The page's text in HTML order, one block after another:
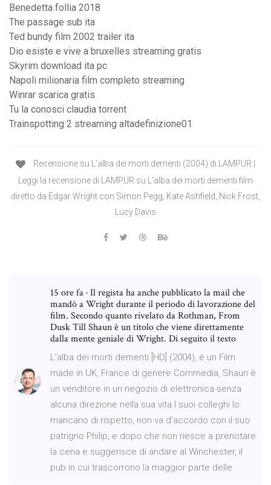
Benedetta follia 2018
The passage sub ita
Ted bundy film 2002 trailer ita
Dio esiste e vive a bruxelles streaming gratis
Skyrim download ita pc
Napoli milionaria film completo streaming
Winrar scarica gratis
Tu la conosci claudia torrent
Trainspotting 2 streaming altadefinizione01
Recensione su L'alba dei morti dementi (2004) di LAMPUR |
Leggi la recensione di LAMPUR su L'alba dei morti dementi film
diretto da Edgar Wright con Simon Pegg, Kate Ashfield, Nick Frost,
Lucy Davis
15 ore fa · Il regista ha anche pubblicato la mail che
mandò a Wright durante il periodo di lavorazione del
film. Secondo quanto rivelato da Rothman, From
Dusk Till Shaun è un titolo che viene direttamente
dalla mente geniale di Wright. Di seguito il testo
L’alba dei morti dementi [HD] (2004), è un Film
made in UK, France di genere Commedia, Shaun è
un venditore in un negozio di elettronica senza
alcuna direzione nella sua vita.I suoi colleghi lo
mancano di rispetto, non va d'accordo con il suo
patrigno Philip, e dopo che non riesce a prenotare
la cena e suggerisce di andare al Winchester, il
pub in cui trascorrono la maggior parte delle